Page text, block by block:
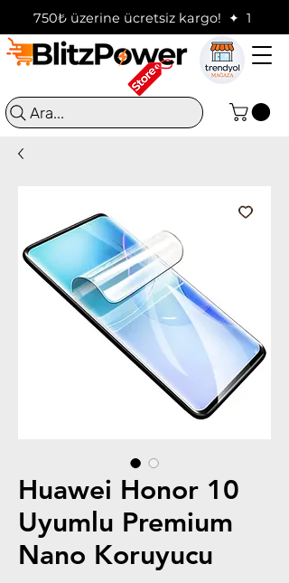
750₺ üzerine ücretsiz kargo!  ✦
Ara...
Huawei Honor 10
Uyumlu Premium
Nano Koruyucu